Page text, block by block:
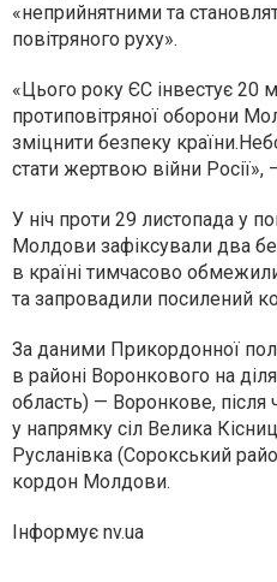
«неприйнятними та
повітряного руху».
«Цього року ЄС інвестує 20
протиповітряної оборони
зміцнити безпеку
стати жертвою війни Росії»,
У ніч проти 29 листопада у
Молдови зафіксували два
в країні тимчасово
та запровадили посилений
За даними Прикордонної
в районі Воронкового на
область) — Воронкове,
у напрямку сіл Велика
Русланівка (Сорокський
кордон Молдови.
Інформує nv.ua